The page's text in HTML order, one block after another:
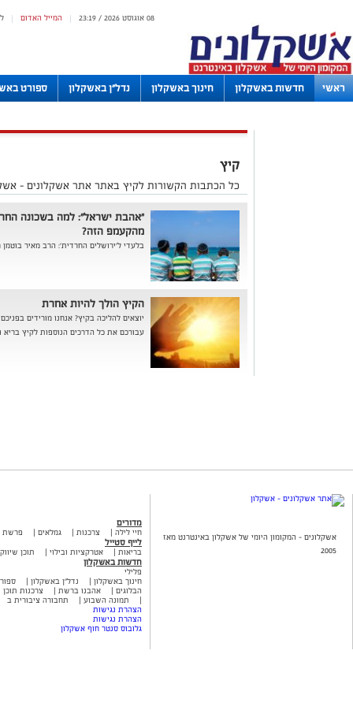
| המייל האדום | 08 אוגוסט 2026 / 23:19
ראשי חדשות באשקלון חינוך באשקלון נדל"ן באשקלון ספורט
קיץ
כל הכתבות הקשורות לקיץ באתר אתר אשקלונים -
"אהבת ישראל": למה בשכונה
מהקעמפ הזה?
בלעדי ל'ירושלים החרדית': הרב מאיר
הקיץ הולך להיות אחרת
יוצאים להליכה בקיץ? אנחנו מורידים
עבורכם את כל הדרכים הנוספות לקיץ
אשקלונים - המקומון היומי של אשקלון באינטרנט מאז
2005
מדורים
חיי לילה צרכנות גמלאים פרשת
לייף סטייל
בריאות אטרקציות ובילוי תוכן
חדשות באשקלון
פלילי
חינוך באשקלון
נדל"ן באשקלון
הבלוגים
אהבנו ברשת
צרכנות תוכן
תמונה השבוע
תחבורה ציבורית ב
הצהרת נגישות
הצהרת נגישות
גלובוס סנטר חוף אשקלון